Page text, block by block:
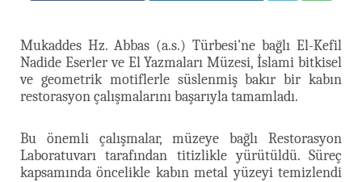
Mukaddes Hz. Abbas (a.s.) Türbesi'ne bağlı El-Kefil
Nadide Eserler ve El Yazmaları Müzesi, İslami bitkisel
ve geometrik motiflerle süslenmiş bakır bir kabın
restorasyon çalışmalarını başarıyla tamamladı.
Bu önemli çalışmalar, müzeye bağlı Restorasyon
Laboratuvarı tarafından titizlikle yürütüldü. Süreç
kapsamında öncelikle kabın metal yüzeyi temizlendi